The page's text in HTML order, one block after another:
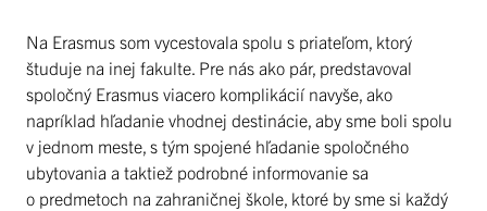
Na Erasmus som vycestovala spolu s priateľom, ktorý
študuje na inej fakulte. Pre nás ako pár, predstavoval
spoločný Erasmus viacero komplikácií navyše, ako
napríklad hľadanie vhodnej destinácie, aby sme boli spolu
v jednom meste, s tým spojené hľadanie spoločného
ubytovania a taktiež podrobné informovanie sa
o predmetoch na zahraničnej škole, ktoré by sme si každý